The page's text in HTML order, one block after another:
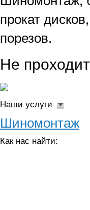
прокат
порезов.
Не
Наши услуги
Шиномонтаж
Как нас найти: